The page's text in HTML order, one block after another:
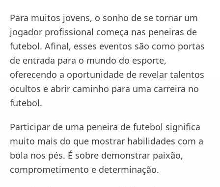
Para muitos jovens, o sonho de se tornar um
jogador profissional começa nas peneiras de
futebol. Afinal, esses eventos são como portas
de entrada para o mundo do esporte,
oferecendo a oportunidade de revelar talentos
ocultos e abrir caminho para uma carreira no
futebol.
Participar de uma peneira de futebol significa
muito mais do que mostrar habilidades com a
bola nos pés. É sobre demonstrar paixão,
comprometimento e determinação.